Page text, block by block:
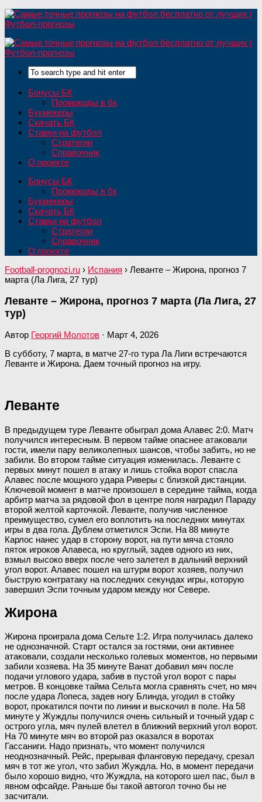
Бонусы БК
Промокоды в бк
Букмекеры
Скачать БК
Ставки на футбол
Стратегии
Справочник
О проекте
Бонусы БК
Промокоды в бк
Букмекеры
Скачать БК
Ставки на футбол
Стратегии
Справочник
О проекте
Football-prognozi.ru › Испания › Леванте – Жирона, прогноз 7
марта (Ла Лига, 27 тур)
Леванте – Жирона, прогноз 7 марта (Ла Лига, 27
тур)
Автор Георгий Молотов · Март 4, 2026
В субботу, 7 марта, в матче 27-го тура Ла Лиги встречаются
Леванте и Жирона. Даем точный прогноз на игру.
Леванте
В предыдущем туре Леванте обыграл дома Алавес 2:0. Матч
получился интересным. В первом тайме опаснее атаковали
гости, имели пару великолепных шансов, чтобы забить, но не
забили. Во втором тайме ситуация изменилась. Леванте с
первых минут пошел в атаку и лишь стойка ворот спасла
Алавес после мощного удара Риверы с близкой дистанции.
Ключевой момент в матче произошел в середине тайма, когда
арбитр матча за рядовой фол в центре поля наградил Параду
второй желтой карточкой. Леванте, получив численное
преимущество, сумел его воплотить на последних минутах
игры в два гола. Дублем отметился Эспи. На 88 минуте
Карлос нанес удар в сторону ворот, на пути мяча стояло
пяток игроков Алавеса, но круглый, задев одного из них,
взмыл высоко вверх после чего залетел в дальний верхний
угол ворот. Алавес пошел на штурм ворот хозяев, получил
быструю контратаку на последних секундах игры, которую
завершил Эспи точным ударом между ног Севере.
Жирона
Жирона проиграла дома Сельте 1:2. Игра получилась далеко
не однозначной. Старт остался за гостями, они активнее
атаковали, создали несколько голевых моментов, но первыми
забили хозяева. На 35 минуте Ванат добавил мяч после
подачи углового удара, забив в пустой угол ворот с пары
метров. В концовке тайма Сельта могла сравнять счет, но мяч
после удара Лопеса, задев ногу Блинда, угодил в стойку
ворот, прокатился почти по линии и выскочил в поле. На 58
минуте у Жуждлы получился очень сильный и точный удар с
острого угла, мяч пулей влетел в ближний верхний угол ворот.
На 70 минуте мяч во второй раз оказался в воротах
Гассаниги. Надо признать, что момент получился
неоднозначный. Рейс, прерывая фланговую передачу, срезал
мяч в тот же угол, что забил Жуждла. Но, в момент передачи
было хорошо видно, что Жуждла, на которого шел пас, был в
явном офсайде. Раньше бы такой автогол точно бы не
засчитали.